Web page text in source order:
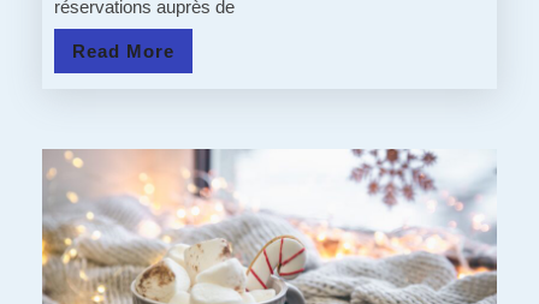
BAGUETTINES
AU
réservations auprès de
Read More
More